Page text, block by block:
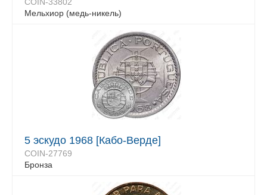
Мельхиор (медь-никель)
5 эскудо 1968 [Кабо-Верде]
COIN-27769
Бронза